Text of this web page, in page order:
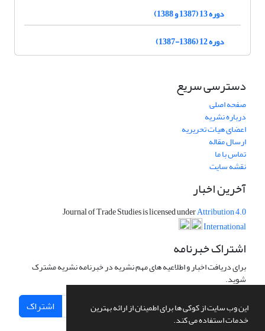
این وب سایت از کوکی ها برای اطمینان از ارائه بهترین
خدمات استفاده می کند.
دوره 13 (1387 و 1388)
دوره 12 (1386-1387)
دسترسی سریع
صفحه اصلی
درباره نشریه
اعضای هیات تحریریه
ارسال مقاله
تماس با ما
نقشه سایت
آخرین اخبار
Journal of Trade Studies is licensed underAttribution 4.0
International
اشتراک خبرنامه
برای دریافت اخبار و اطلاعیه های مهم نشریه در خبرنامه نشریه مشترک
شوید.
اشتراک